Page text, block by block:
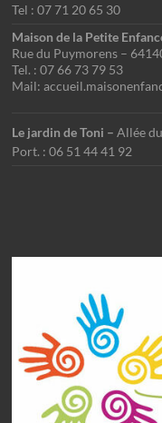
Tel : 07 71 20 65 30
Maison de la Petite
Rue du Puymorens –
Tel. : 07 66 73 79 53
Mail:
Le jardin de Toni –Allée
Port. : 06 51 44 41 92